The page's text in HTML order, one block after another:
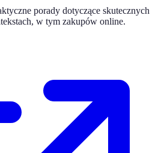
porady dotyczące skutecznych
w tym zakupów online.